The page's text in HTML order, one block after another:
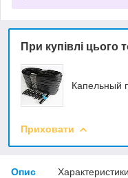
При купівлі цього
Капельный
Приховати
Опис Характеристики